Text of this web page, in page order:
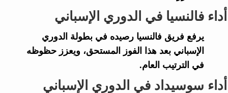
أداء فالنسيا في الدوري الإسباني
يرفع فريق فالنسيا رصيده في بطولة الدوري
الإسباني بعد هذا الفوز المستحق، ويعزز حظوظه
في الترتيب العام.
أداء سوسيداد في الدوري الإسباني